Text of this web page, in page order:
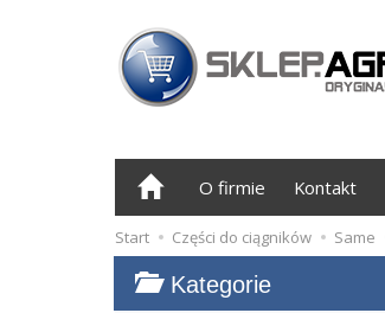
O firmie Kontakt
Start Części do ciągników Same
Kategorie